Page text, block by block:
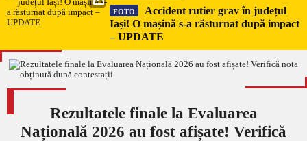
FOTO
Accident rutier grav în județul
Iași! O mașină s-a răsturnat după impact
– UPDATE
Rezultatele finale la Evaluarea
Națională 2026 au fost afișate! Verifică